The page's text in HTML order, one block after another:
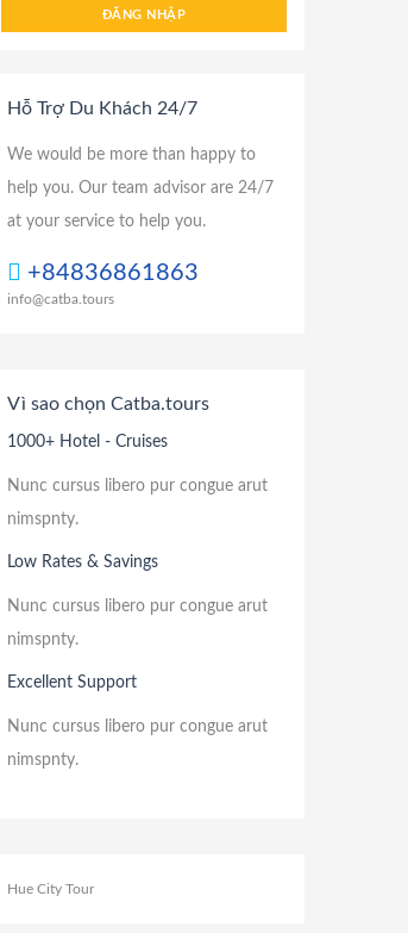
ĐĂNG NHẬP
Hỗ Trợ Du Khách 24/7
We would be more than happy to
help you. Our team advisor are 24/7
at your service to help you.
+84836861863
info@catba.tours
Vì sao chọn Catba.tours
1000+ Hotel - Cruises
Nunc cursus libero pur congue arut
nimspnty.
Low Rates & Savings
Nunc cursus libero pur congue arut
nimspnty.
Excellent Support
Nunc cursus libero pur congue arut
nimspnty.
Hue City Tour